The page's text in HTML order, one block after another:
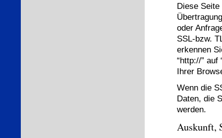
Diese
oder
SSL-bzw.
erkennen
“http://”
Ihrer
Wenn die
Daten, die
werden.
Auskunft,